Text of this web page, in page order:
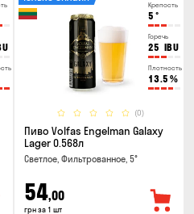
Крепость
5 °
Горечь
25 IBU
Плотность
13.5 %
(0)
Пиво Volfas Engelman Galaxy
Lager 0.568л
Светлое, Фильтрованное, 5°
54,00
грн за 1 шт